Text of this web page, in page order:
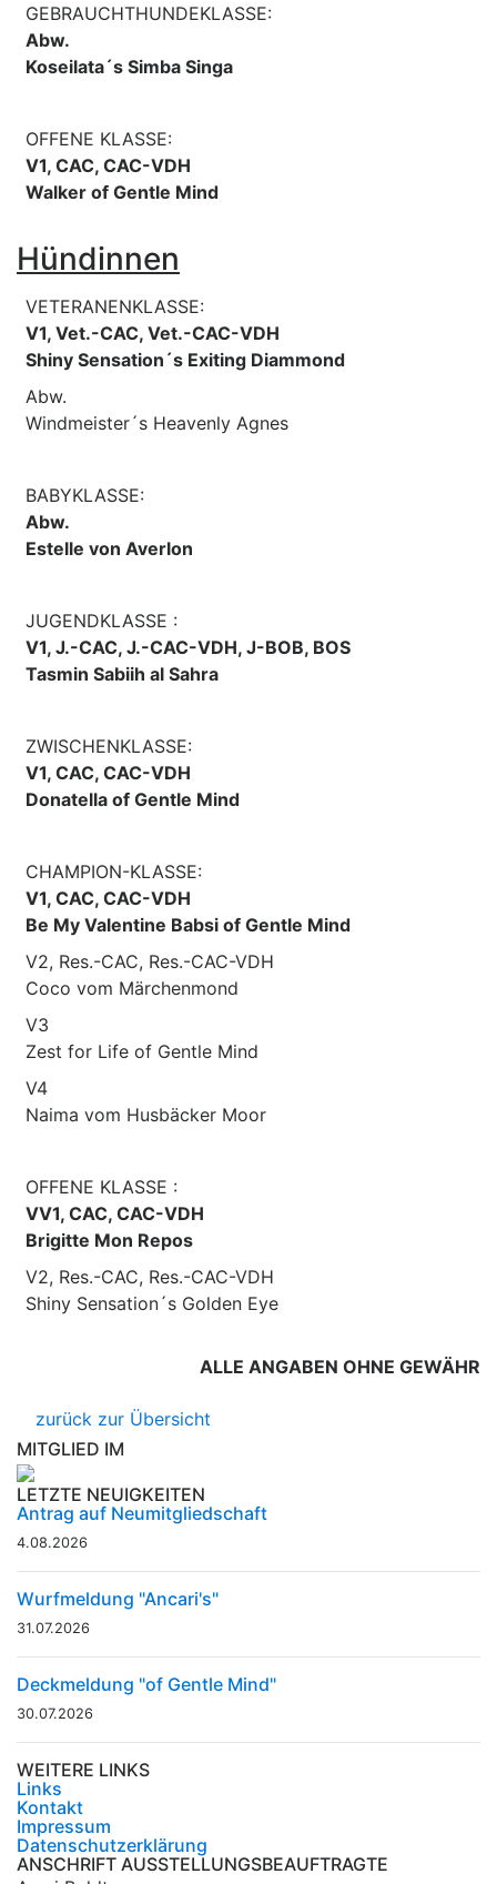
GEBRAUCHTHUNDEKLASSE:
Abw.
Koseilata´s Simba Singa
OFFENE KLASSE:
V1, CAC, CAC-VDH
Walker of Gentle Mind
Hündinnen
VETERANENKLASSE:
V1, Vet.-CAC, Vet.-CAC-VDH
Shiny Sensation´s Exiting Diammond
Abw.
Windmeister´s Heavenly Agnes
BABYKLASSE:
Abw.
Estelle von Averlon
JUGENDKLASSE :
V1, J.-CAC, J.-CAC-VDH, J-BOB, BOS
Tasmin Sabiih al Sahra
ZWISCHENKLASSE:
V1, CAC, CAC-VDH
Donatella of Gentle Mind
CHAMPION-KLASSE:
V1, CAC, CAC-VDH
Be My Valentine Babsi of Gentle Mind
V2, Res.-CAC, Res.-CAC-VDH
Coco vom Märchenmond
V3
Zest for Life of Gentle Mind
V4
Naima vom Husbäcker Moor
OFFENE KLASSE :
VV1, CAC, CAC-VDH
Brigitte Mon Repos
V2, Res.-CAC, Res.-CAC-VDH
Shiny Sensation´s Golden Eye
ALLE ANGABEN OHNE GEWÄHR
zurück zur Übersicht
MITGLIED IM
LETZTE NEUIGKEITEN
Antrag auf Neumitgliedschaft
4.08.2026
Wurfmeldung "Ancari's"
31.07.2026
Deckmeldung "of Gentle Mind"
30.07.2026
WEITERE LINKS
Links
Kontakt
Impressum
Datenschutzerklärung
ANSCHRIFT AUSSTELLUNGSBEAUFTRAGTE